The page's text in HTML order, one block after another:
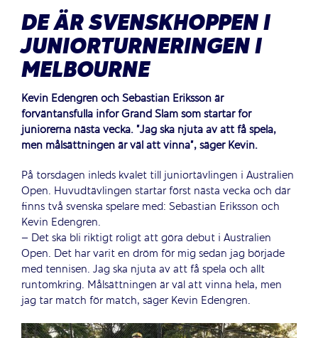
DE ÄR SVENSKHOPPEN I
JUNIORTURNERINGEN I
MELBOURNE
Kevin Edengren och Sebastian Eriksson är
förväntansfulla inför Grand Slam som startar för
juniorerna nästa vecka. ”Jag ska njuta av att få spela,
men målsättningen är väl att vinna”, säger Kevin.
På torsdagen inleds kvalet till juniortävlingen i Australien
Open. Huvudtävlingen startar först nästa vecka och där
finns två svenska spelare med: Sebastian Eriksson och
Kevin Edengren.
– Det ska bli riktigt roligt att göra debut i Australien
Open. Det har varit en dröm för mig sedan jag började
med tennisen. Jag ska njuta av att få spela och allt
runtomkring. Målsättningen är väl att vinna hela, men
jag tar match för match, säger Kevin Edengren.